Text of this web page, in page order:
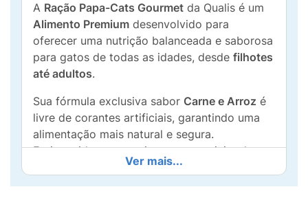
A Ração Papa-Cats Gourmet da Qualis é um
Alimento Premium desenvolvido para
oferecer uma nutrição balanceada e saborosa
para gatos de todas as idades, desde filhotes
até adultos.
Sua fórmula exclusiva sabor Carne e Arroz é
livre de corantes artificiais, garantindo uma
alimentação mais natural e segura.
Enriquecida com nutrientes essenciais, ela
atua diretamente na saúde e vitalidade do seu
pet, promovendo benefícios visíveis no dia a
Ver mais...